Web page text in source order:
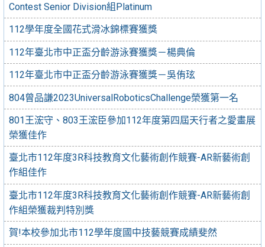
Contest Senior Division組Platinum
112學年度全國花式滑冰錦標賽獲獎
112年臺北市中正盃分齡游泳賽獲獎－楊典倫
112年臺北市中正盃分齡游泳賽獲獎－吳侑玹
804曾品謙2023UniversalRoboticsChallenge榮獲第一名
801王浤守、803王浤臣參加112年度第四屆天行者之愛畫展
榮獲佳作
臺北市112年度3R科技教育文化藝術創作競賽-AR新藝術創
作組佳作
臺北市112年度3R科技教育文化藝術創作競賽-AR新藝術創
作組榮獲裁判特別獎
賀!本校參加北市112學年度國中技藝競賽成績斐然